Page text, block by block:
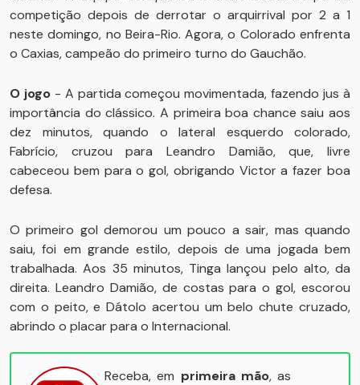
competição depois de derrotar o arquirrival por 2 a 1
neste domingo, no Beira-Rio. Agora, o Colorado enfrenta
o Caxias, campeão do primeiro turno do Gauchão.
O jogo - A partida começou movimentada, fazendo jus à
importância do clássico. A primeira boa chance saiu aos
dez minutos, quando o lateral esquerdo colorado,
Fabrício, cruzou para Leandro Damião, que, livre
cabeceou bem para o gol, obrigando Victor a fazer boa
defesa.
O primeiro gol demorou um pouco a sair, mas quando
saiu, foi em grande estilo, depois de uma jogada bem
trabalhada. Aos 35 minutos, Tinga lançou pelo alto, da
direita. Leandro Damião, de costas para o gol, escorou
com o peito, e Dátolo acertou um belo chute cruzado,
abrindo o placar para o Internacional.
Receba, em primeira mão, as